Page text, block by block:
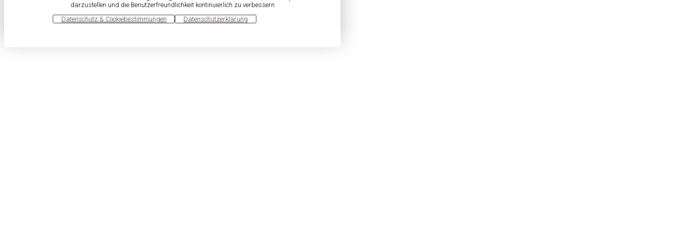
darzustellen und die Benutzerfreundlichkeit kontinuierlich zu verbessern
Datenschutz & Cookiebestimmungen Datenschutzerklärung